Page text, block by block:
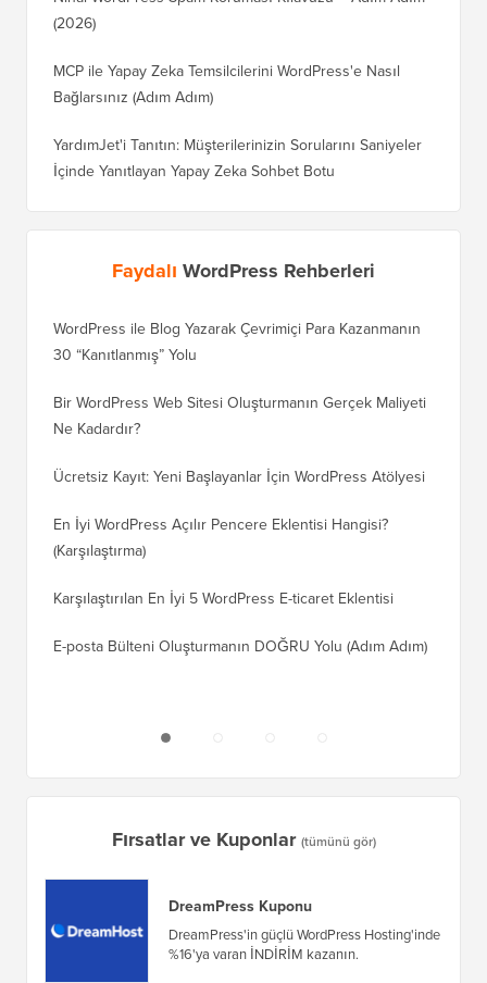
(2026)
MCP ile Yapay Zeka Temsilcilerini WordPress'e Nasıl
Bağlarsınız (Adım Adım)
YardımJet'i Tanıtın: Müşterilerinizin Sorularını Saniyeler
İçinde Yanıtlayan Yapay Zeka Sohbet Botu
Faydalı WordPress Rehberleri
WordPress ile Blog Yazarak Çevrimiçi Para Kazanmanın
30 “Kanıtlanmış” Yolu
Bir WordPress Web Sitesi Oluşturmanın Gerçek Maliyeti
Ne Kadardır?
Ücretsiz Kayıt: Yeni Başlayanlar İçin WordPress Atölyesi
En İyi WordPress Açılır Pencere Eklentisi Hangisi?
(Karşılaştırma)
Karşılaştırılan En İyi 5 WordPress E-ticaret Eklentisi
E-posta Bülteni Oluşturmanın DOĞRU Yolu (Adım Adım)
Fırsatlar ve Kuponlar (tümünü gör)
DreamPress Kuponu
DreamPress'in güçlü WordPress Hosting'inde
%16'ya varan İNDİRİM kazanın.